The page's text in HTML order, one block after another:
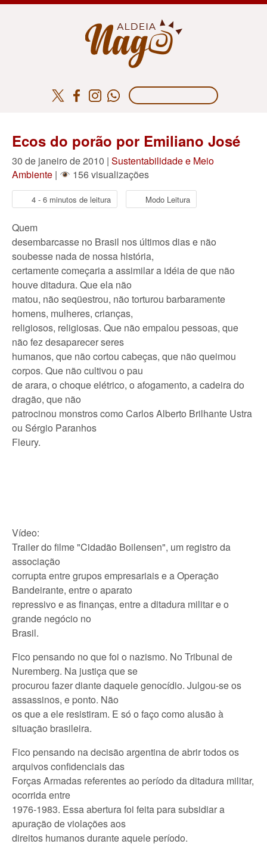
Ecos do porão por Emiliano José
30 de janeiro de 2010 | Sustentabilidade e Meio
Ambiente | 156 visualizações
4 - 6 minutos de leitura Modo Leitura
Quem
desembarcasse no Brasil nos últimos dias e não
soubesse nada de nossa história,
certamente começaria a assimilar a idéia de que não
houve ditadura. Que ela não
matou, não seqüestrou, não torturou barbaramente
homens, mulheres, crianças,
religiosos, religiosas. Que não empalou pessoas, que
não fez desaparecer seres
humanos, que não cortou cabeças, que não queimou
corpos. Que não cultivou o pau
de arara, o choque elétrico, o afogamento, a cadeira do
dragão, que não
patrocinou monstros como Carlos Alberto Brilhante Ustra
ou Sérgio Paranhos
Fleury.
Vídeo:
Trailer do filme "Cidadão Boilensen", um registro da
associação
corrupta entre grupos empresariais e a Operação
Bandeirante, entre o aparato
repressivo e as finanças, entre a ditadura militar e o
grande negócio no
Brasil.
Fico pensando no que foi o nazismo. No Tribunal de
Nuremberg. Na justiça que se
procurou fazer diante daquele genocídio. Julgou-se os
assassinos, e ponto. Não
os que a ele resistiram. E só o faço como alusão à
situação brasileira.
Fico pensando na decisão argentina de abrir todos os
arquivos confidenciais das
Forças Armadas referentes ao período da ditadura militar,
ocorrida entre
1976-1983. Essa abertura foi feita para subsidiar a
apuração de violações aos
direitos humanos durante aquele período.